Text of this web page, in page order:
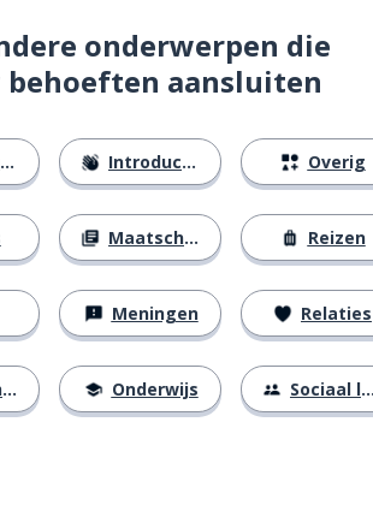
onderwerpen die
aansluiten
Introducties
Maatschappij
Meningen
Onderwijs
Overig
Reizen
Relaties
Sociaal leven